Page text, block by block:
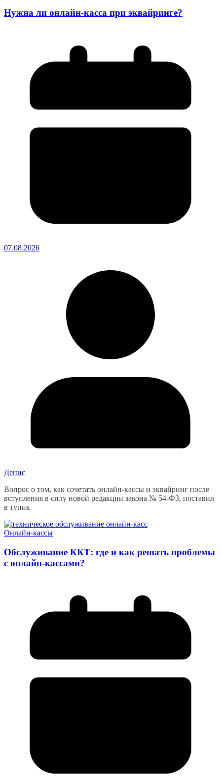
Нужна ли онлайн-касса при эквайринге?
07.08.2026
Денис
Вопрос о том, как сочетать онлайн-кассы и эквайринг после
вступления в силу новой редакции закона № 54-ФЗ, поставил
в тупик
Онлайн-кассы
Обслуживание ККТ: где и как решать проблемы
с онлайн-кассами?